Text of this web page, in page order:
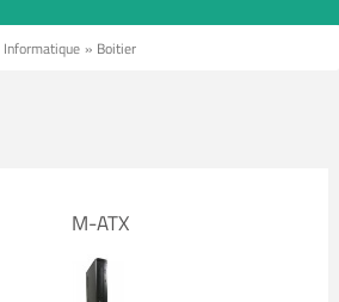
Informatique » Boitier
M-ATX